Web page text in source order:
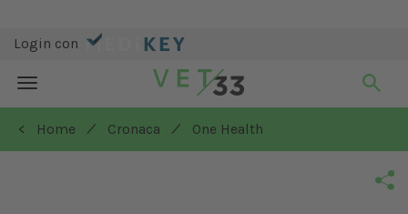
Login con
Toggle
navigation
< Home
/ Cronaca / One Health